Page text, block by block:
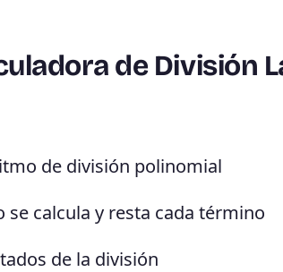
de División
de división polinomial
se calcula y resta cada término
de la división